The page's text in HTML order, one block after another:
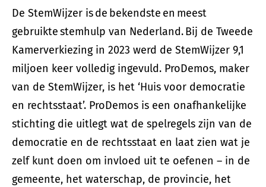
De StemWijzer is de bekendste en meest
gebruikte stemhulp van Nederland. Bij de Tweede
Kamerverkiezing in 2023 werd de StemWijzer 9,1
miljoen keer volledig ingevuld. ProDemos, maker
van de StemWijzer, is het ‘Huis voor democratie
en rechtsstaat’. ProDemos is een onafhankelijke
stichting die uitlegt wat de spelregels zijn van de
democratie en de rechtsstaat en laat zien wat je
zelf kunt doen om invloed uit te oefenen – in de
gemeente, het waterschap, de provincie, het